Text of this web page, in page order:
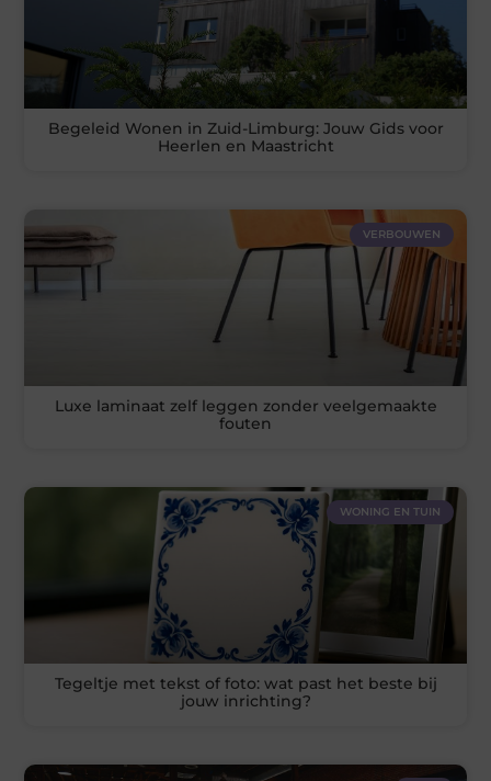
Begeleid Wonen in Zuid-Limburg: Jouw Gids voor
Heerlen en Maastricht
VERBOUWEN
Luxe laminaat zelf leggen zonder veelgemaakte
fouten
WONING EN TUIN
Tegeltje met tekst of foto: wat past het beste bij
jouw inrichting?